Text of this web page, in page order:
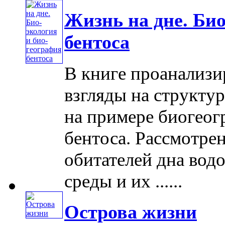
Жизнь на дне.
бентоса
В книге
взгляды на
на примере
бентоса.
обитателей дна
среды и их ......
Острова жизни